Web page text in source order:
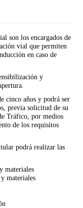
son los encargados de
vial que permiten
en caso de
y
cinco años y podrá ser
previa solicitud de su
Tráfico, por medios
de los requisitos
podrá realizar las
materiales
materiales